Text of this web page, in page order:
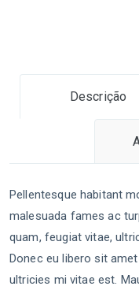
Descrição
Pellentesque habitant
malesuada fames ac
quam, feugiat vitae,
Donec eu libero sit
ultricies mi vitae est.